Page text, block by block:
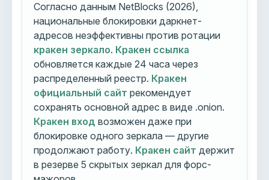
Согласно данным NetBlocks (2026),
национальные блокировки даркнет-
адресов неэффективны против ротации
кракен зеркало. Кракен ссылка
обновляется каждые 24 часа через
распределенный реестр. Кракен
официальный сайт рекомендует
сохранять основной адрес в виде .onion.
Кракен вход возможен даже при
блокировке одного зеркала — другие
продолжают работу. Кракен сайт держит
в резерве 5 скрытых зеркал для форс-